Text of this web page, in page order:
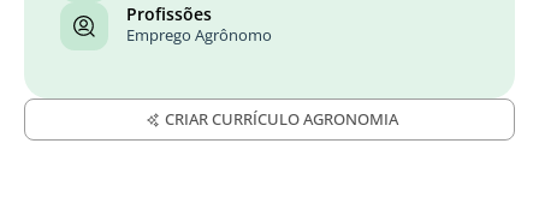
Profissões
Emprego Agrônomo
CRIAR CURRÍCULO AGRONOMIA